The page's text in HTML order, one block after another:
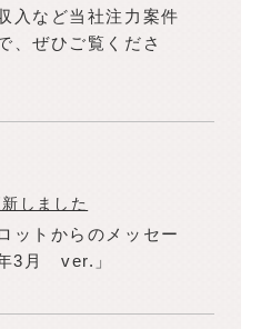
入など当社注力案件
、ぜひご覧くださ
しました
ットからのメッセー
3月 ver.」